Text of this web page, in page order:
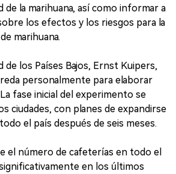
de la marihuana, así como informar a
los efectos y los riesgos para la
marihuana.
de los Países Bajos, Ernst Kuipers,
personalmente para elaborar
fase inicial del experimento se
ciudades, con planes de expandirse
el país después de seis meses.
el número de cafeterías en todo el
en los últimos